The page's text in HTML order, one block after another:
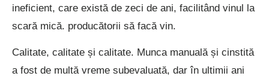
ineficient, care există de zeci de ani, facilitând vinul la
scară mică. producătorii să facă vin.
Calitate, calitate și calitate. Munca manuală și cinstită
a fost de multă vreme subevaluată, dar în ultimii ani